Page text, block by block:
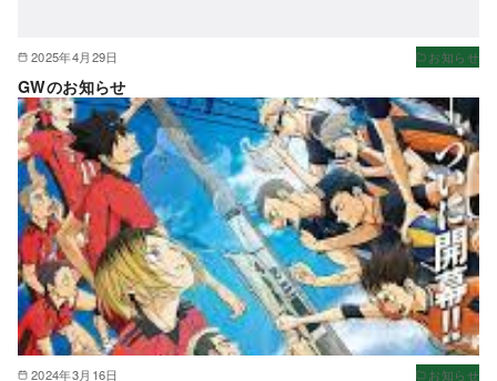
2025年4月29日 お知らせ
GWのお知らせ
2024年3月16日 お知らせ